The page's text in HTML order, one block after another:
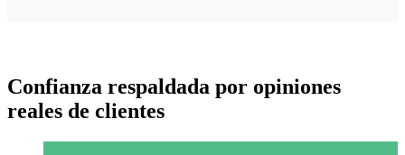
Confianza respaldada por opiniones
reales de clientes